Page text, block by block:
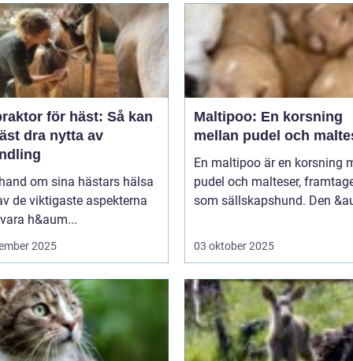
för häst: Så kan
dra nytta av
om sina hästars hälsa
de viktigaste aspekterna
h&aum...
2025
Maltipoo: En korsning
mellan pudel och
En maltipoo är en korsning
pudel och malteser,
som sällskapshund. Den
03 oktober 2025